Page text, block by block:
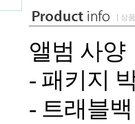
| 상
앨범 사양
- 패키지
- 트래블